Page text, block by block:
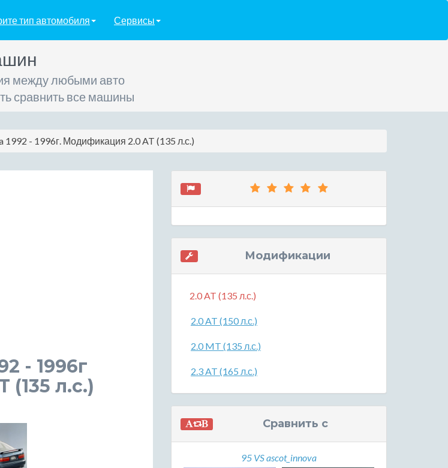
тип автомобиля Сервисы
между любыми авто
сравнить все машины
1992 - 1996г. Модификация 2.0 AT (135 л.с.)
- 1996г
л.с.)
Модификации
2.0 AT (135 л.с.)
2.0 AT (150 л.с.)
2.0 MT (135 л.с.)
2.3 AT (165 л.с.)
Сравнить с
95 VS ascot_innova